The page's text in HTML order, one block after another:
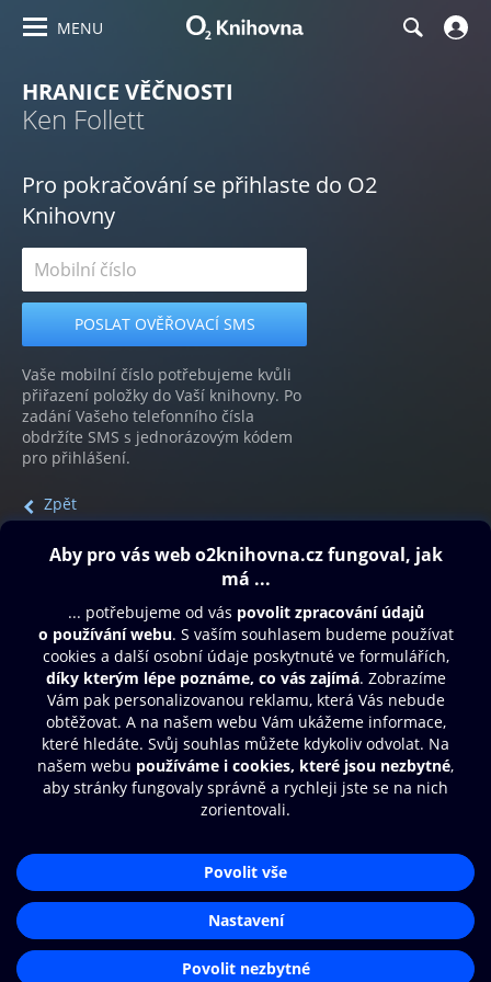
MENU
HRANICE VĚČNOSTI
Ken Follett
Pro pokračování se přihlaste do O2
Knihovny
Vaše mobilní číslo potřebujeme kvůli
přiřazení položky do Vaší knihovny. Po
zadání Vašeho telefonního čísla
obdržíte SMS s jednorázovým kódem
pro přihlášení.
Zpět
Obsah ke stažení
Moje O2 Knihovna
Další zábava
© O2 Czech Republic a.s.
Přístupnost
Zásady zpracování osobních údajů
Nastavení cookies
Aplikace O2 Knihovna
Čti a poslouchej své e-knihy a
audioknihy rychleji a pohodlněji.